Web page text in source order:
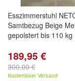
Esszimmerstuhl
Samtbezug Beige
gepolstert bis 110 kg
189,95 €
300,00 €
Kostenloser Versand